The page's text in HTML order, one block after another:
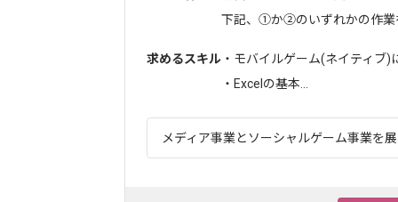
下記、①か②のいずれかの作業
求めるスキル ・モバイルゲーム(ネイティブ
・Excelの基本...
メディア事業とソーシャルゲーム事業を